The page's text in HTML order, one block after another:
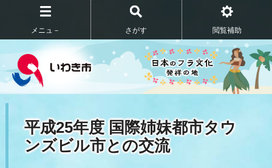
メニュ－ さがす 閲覧補助
平成25年度 国際姉妹都市タウ
ンズビル市との交流